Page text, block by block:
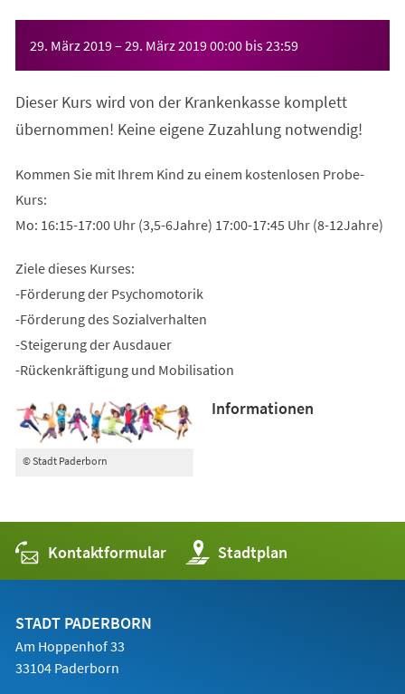
29. März 2019– 29. März 201900:00 bis23:59
Dieser Kurs wird von der Krankenkasse komplett
übernommen! Keine eigene Zuzahlung notwendig!
Kommen Sie mit Ihrem Kind zu einem kostenlosen Probe-
Kurs:
Mo: 16:15-17:00 Uhr (3,5-6Jahre) 17:00-17:45 Uhr (8-12Jahre)
Ziele dieses Kurses:
-Förderung der Psychomotorik
-Förderung des Sozialverhalten
-Steigerung der Ausdauer
-Rückenkräftigung und Mobilisation
© Stadt Paderborn
Informationen
Kontaktformular Stadtplan
(Öffnet
in
einem
STADT PADERBORN
Am Hoppenhof 33
33104 Paderborn